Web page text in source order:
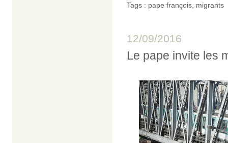
Tags : pape françois migrants
12/09/2016
Le pape invite les